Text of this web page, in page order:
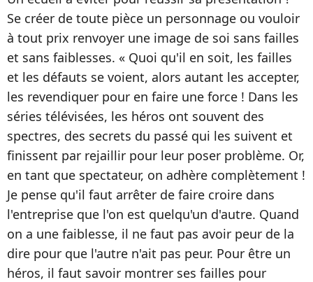
Se créer de toute pièce un personnage ou vouloir
à tout prix renvoyer une image de soi sans failles
et sans faiblesses. « Quoi qu'il en soit, les failles
et les défauts se voient, alors autant les accepter,
les revendiquer pour en faire une force ! Dans les
séries télévisées, les héros ont souvent des
spectres, des secrets du passé qui les suivent et
finissent par rejaillir pour leur poser problème. Or,
en tant que spectateur, on adhère complètement !
Je pense qu'il faut arrêter de faire croire dans
l'entreprise que l'on est quelqu'un d'autre. Quand
on a une faiblesse, il ne faut pas avoir peur de la
dire pour que l'autre n'ait pas peur. Pour être un
héros, il faut savoir montrer ses failles pour